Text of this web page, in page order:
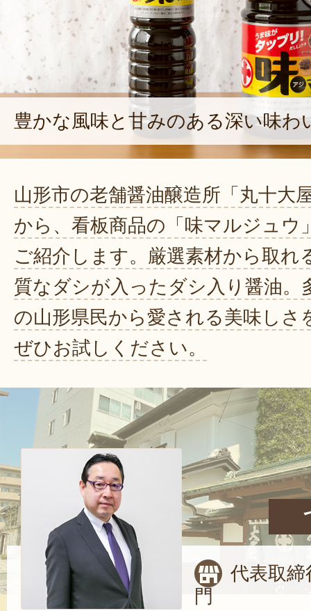
豊かな風味と甘みのある深い味わ
山形市の老舗醤油醸造所「丸十大
から、看板商品の「味マルジュウ
ご紹介します。厳選素材から取れ
質なダシが入ったダシ入り醤油。
の山形県民から愛される美味しさ
ぜひお試しください。
代表取締
門